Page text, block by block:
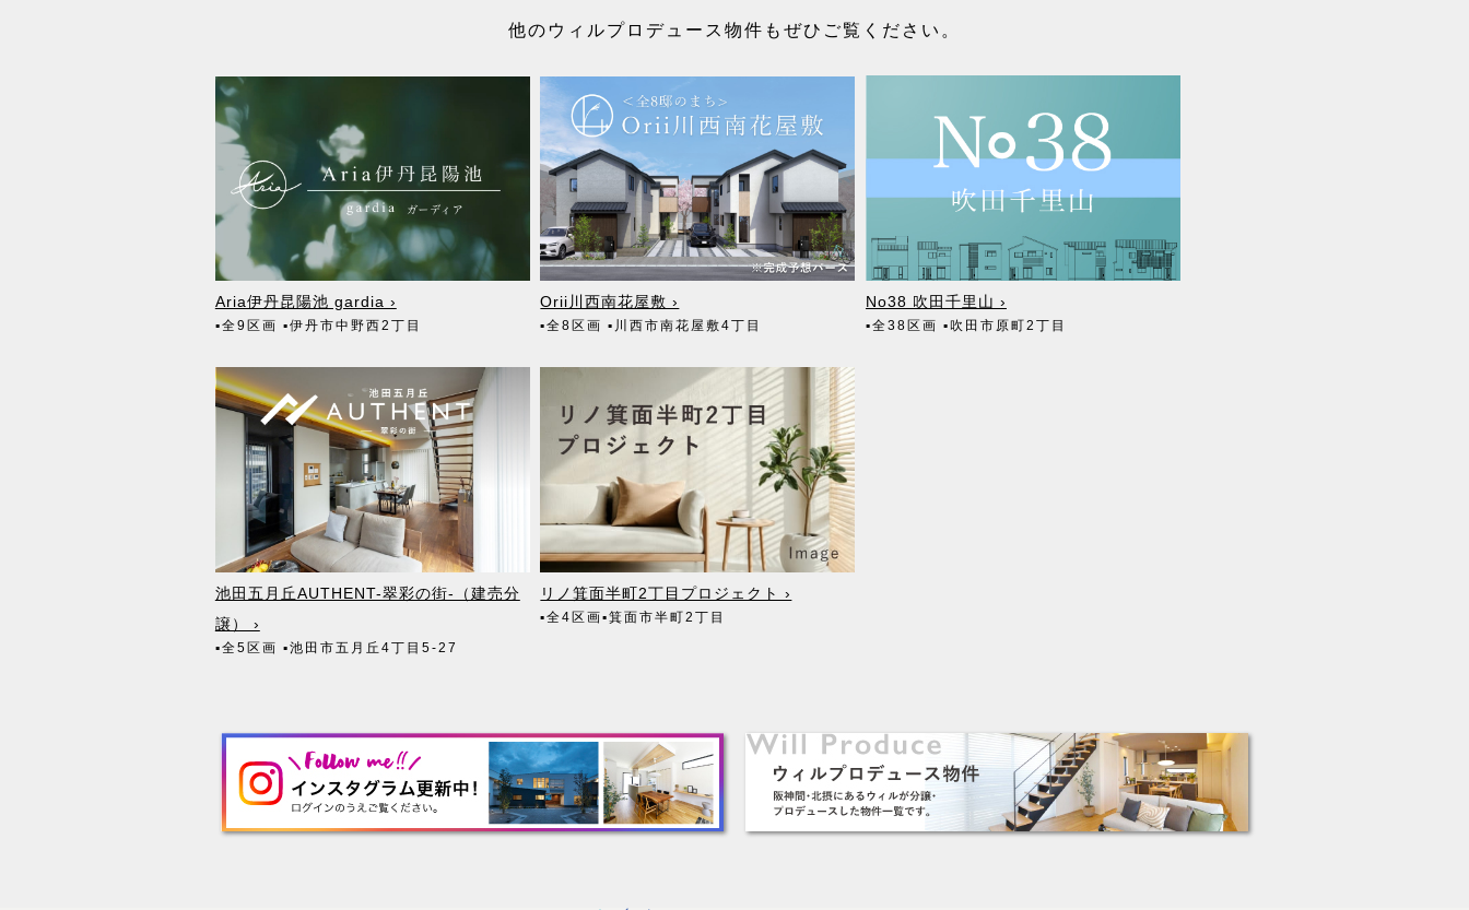
他のウィルプロデュース物件もぜひご覧ください。
Aria伊丹昆陽池 gardia ›
▪全9区画 ▪伊丹市中野西2丁目
Orii川西南花屋敷 ›
▪全8区画▪川西市南花屋敷4丁目
No38 吹田千里山 ›
▪全38区画 ▪吹田市原町2丁目
池田五月丘AUTHENT-翠彩の街-（建売分
譲） ›
▪全5区画 ▪池田市五月丘4丁目5-27
リノ箕面半町2丁目プロジェクト ›
▪全4区画▪箕面市半町2丁目